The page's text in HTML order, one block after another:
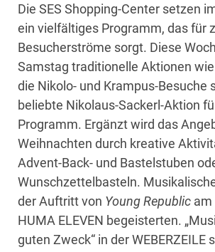
Die SES Shopping-Center setzen
ein vielfältiges Programm, das für
Besucherströme sorgt. Diese
Samstag traditionelle Aktionen
die Nikolo- und Krampus-Besuche
beliebte Nikolaus-Sackerl-Aktion
Programm. Ergänzt wird das
Weihnachten durch kreative
Advent-Back- und Bastelstuben
Wunschzettelbasteln.
der Auftritt von Young Republic am
HUMA ELEVEN begeisterten.
guten Zweck“ in der WEBERZEILE